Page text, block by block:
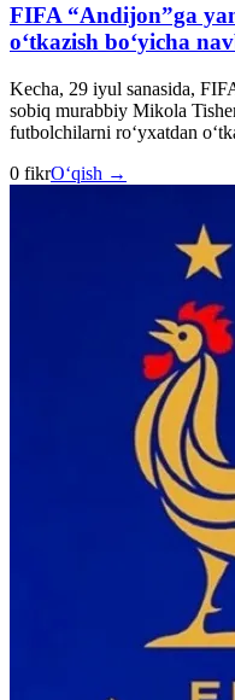
FIFA “Andijon”ga
o‘tkazish bo‘yicha
Kecha, 29 iyul sanasida,
sobiq murabbiy Mikola
futbolchilarni ro‘yxatdan
0 fikrO‘qish →